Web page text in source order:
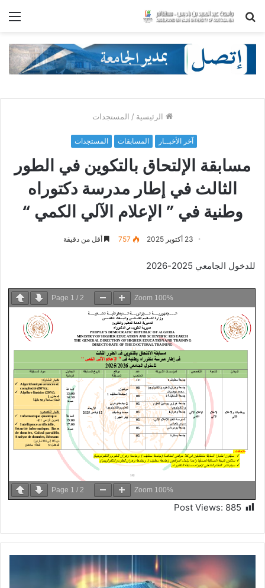
بحث
الرئيسية / المستجدات
آخر الأخبــار المسابقات المستجدات
مسابقة الإلتحاق بالتكوين في الطور
الثالث في إطار مدرسة دكتوراه
وطنية في ” الإعلام الآلي الكمي “
23 أكتوبر 2025 757 أقل من دقيقة
للدخول الجامعي 2025-2026
Page 1 / 2 Zoom 100%
Page 1 / 2 Zoom 100%
Post Views: 885